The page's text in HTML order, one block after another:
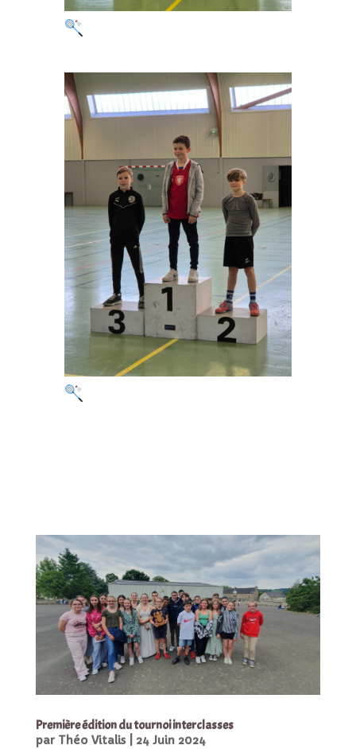
Première édition du tournoi interclasses
par Théo Vitalis| 24 Juin 2024